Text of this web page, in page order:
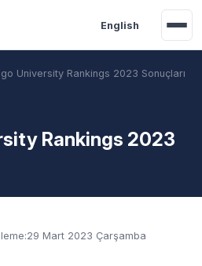
English
University Rankings 2023 Sonuçları
Rankings 2023
29 Mart 2023 Çarşamba